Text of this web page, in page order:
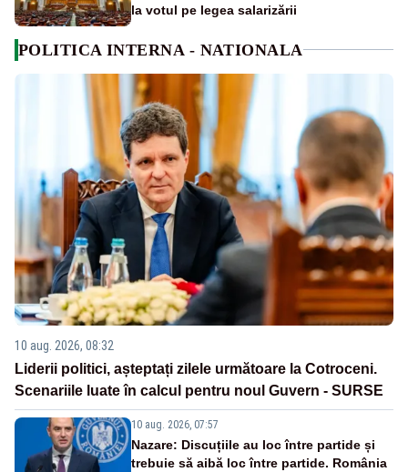
la votul pe legea salarizării
POLITICA INTERNA - NATIONALA
10 aug. 2026, 08:32
Liderii politici, așteptați zilele următoare la Cotroceni.
Scenariile luate în calcul pentru noul Guvern - SURSE
10 aug. 2026, 07:57
Nazare: Discuțiile au loc între partide și
trebuie să aibă loc între partide. România